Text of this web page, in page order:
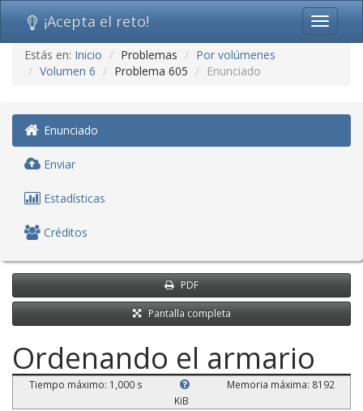
Ir
contenido
navegación)
Toggle
¡Acepta el reto!
Estás en: Inicio Problemas
Por volúmenes
Volumen 6
Problema 605 Enunciado
Enunciado
Enviar
Estadísticas
Créditos
PDF
Pantalla completa
Ordenando el armario
Tiempo máximo: 1,000 s
Memoria máxima: 8192
KiB